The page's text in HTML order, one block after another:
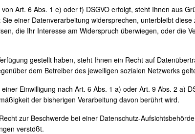
Art. 6 Abs. 1 e) oder f) DSGVO erfolgt, steht Ihnen aus
einer Datenverarbeitung widersprechen, unterbleibt
die Ihr Interesse am Widerspruch überwiegen, oder die
gestellt haben, steht Ihnen ein Recht auf
dem Betreiber des jeweiligen sozialen Netzwerks
Einwilligung nach Art. 6 Abs. 1 a) oder Art. 9 Abs. 2 a)
der bisherigen Verarbeitung davon berührt wird.
zur Beschwerde bei einer Datenschutz-
verstößt.